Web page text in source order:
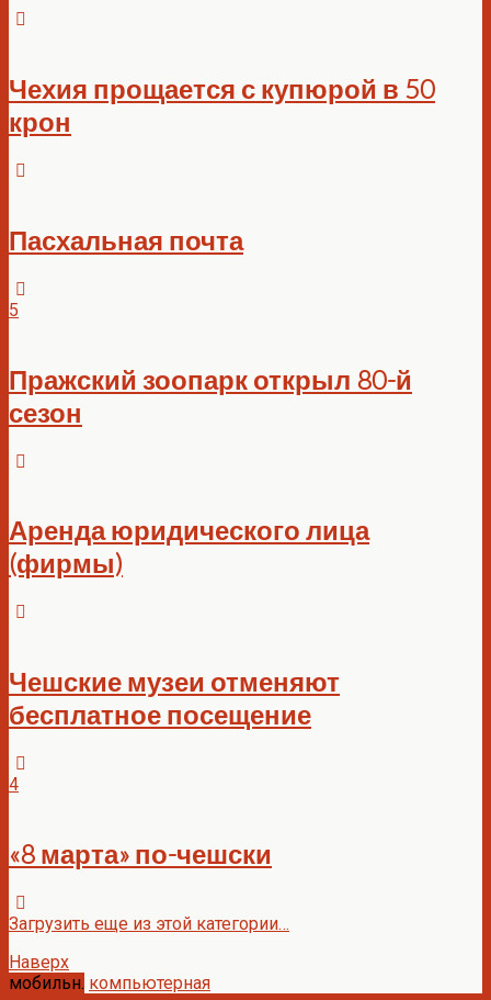
Чехия прощается с купюрой в 50
крон
Пасхальная почта
5
Пражский зоопарк открыл 80-й
сезон
Аренда юридического лица
(фирмы)
Чешские музеи отменяют
бесплатное посещение
4
«8 марта» по-чешски
Загрузить еще из этой категории…
Наверх
мобильн. компьютерная